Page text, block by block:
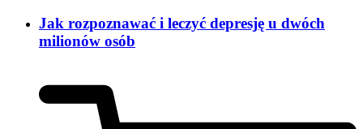
Jak rozpoznawać i leczyć depresję u dwóch
milionów osób